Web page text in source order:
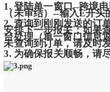
1. 登陆单一窗口--跨境
（未审结）--输入E开头
2. 查询到刚刚发送的订
安排下一步报关；如果
台处理（单一窗口信息
未查询到订单，请及时
3. 为确保报关顺畅，请